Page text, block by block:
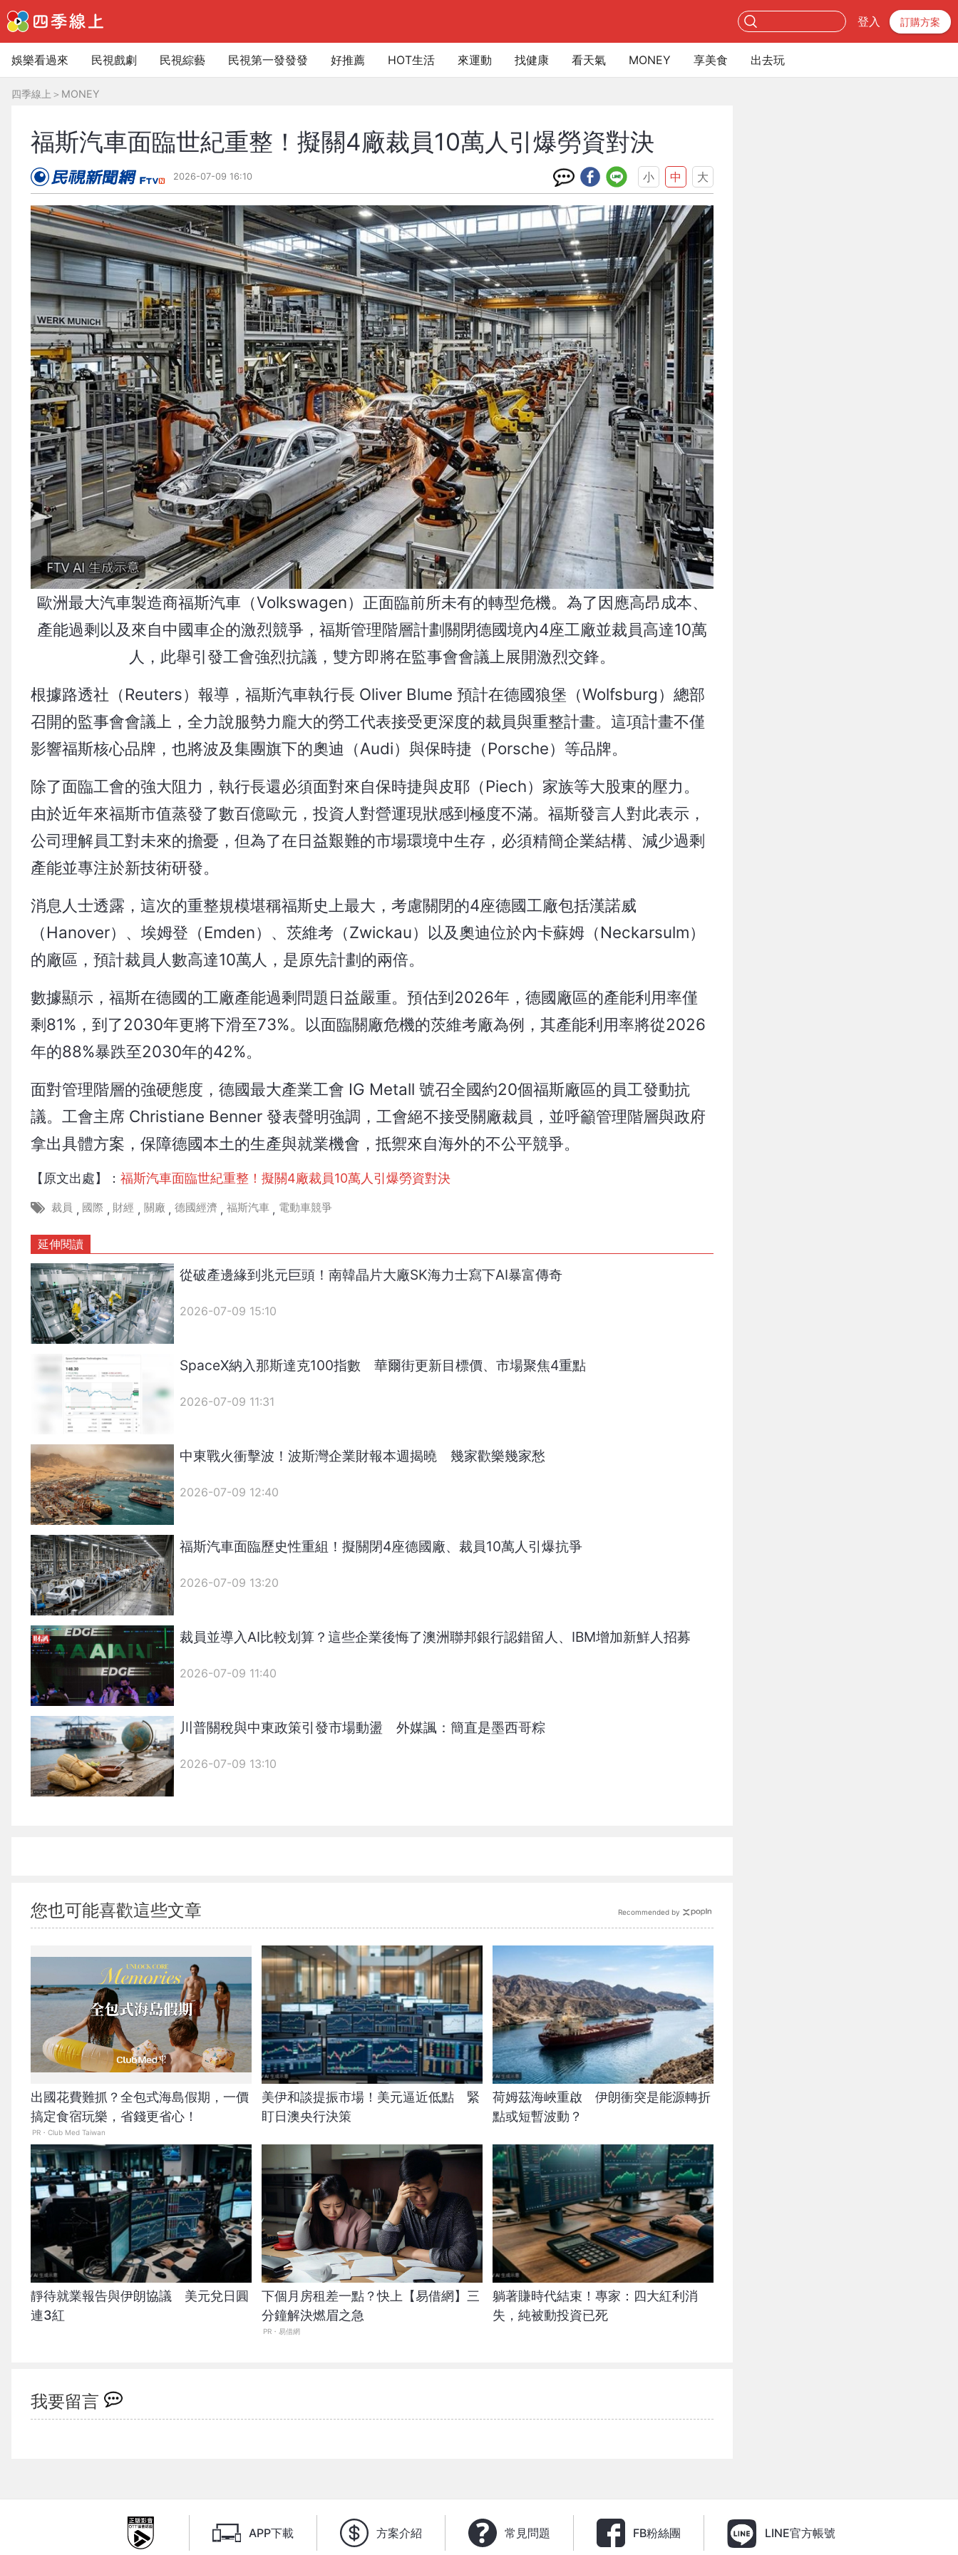
登入 訂購方案
娛樂看過來 民視戲劇 民視綜藝 民視第一發發發 好推薦 HOT生活 來運動 找健康 看天氣 MONEY 享美食 出去玩
四季線上 ＞ MONEY
福斯汽車面臨世紀重整！擬關4廠裁員10萬人引爆勞資對決
2026-07-09 16:10 小 中 大
歐洲最大汽車製造商福斯汽車（Volkswagen）正面臨前所未有的轉型危機。為了因應高昂成本、
產能過剩以及來自中國車企的激烈競爭，福斯管理階層計劃關閉德國境內4座工廠並裁員高達10萬
人，此舉引發工會強烈抗議，雙方即將在監事會會議上展開激烈交鋒。
根據路透社（Reuters）報導，福斯汽車執行長 Oliver Blume 預計在德國狼堡（Wolfsburg）總部
召開的監事會會議上，全力說服勢力龐大的勞工代表接受更深度的裁員與重整計畫。這項計畫不僅
影響福斯核心品牌，也將波及集團旗下的奧迪（Audi）與保時捷（Porsche）等品牌。
除了面臨工會的強大阻力，執行長還必須面對來自保時捷與皮耶（Piech）家族等大股東的壓力。
由於近年來福斯市值蒸發了數百億歐元，投資人對營運現狀感到極度不滿。福斯發言人對此表示，
公司理解員工對未來的擔憂，但為了在日益艱難的市場環境中生存，必須精簡企業結構、減少過剩
產能並專注於新技術研發。
消息人士透露，這次的重整規模堪稱福斯史上最大，考慮關閉的4座德國工廠包括漢諾威
（Hanover）、埃姆登（Emden）、茨維考（Zwickau）以及奧迪位於內卡蘇姆（Neckarsulm）
的廠區，預計裁員人數高達10萬人，是原先計劃的兩倍。
數據顯示，福斯在德國的工廠產能過剩問題日益嚴重。預估到2026年，德國廠區的產能利用率僅
剩81%，到了2030年更將下滑至73%。以面臨關廠危機的茨維考廠為例，其產能利用率將從2026
年的88%暴跌至2030年的42%。
面對管理階層的強硬態度，德國最大產業工會 IG Metall 號召全國約20個福斯廠區的員工發動抗
議。工會主席 Christiane Benner 發表聲明強調，工會絕不接受關廠裁員，並呼籲管理階層與政府
拿出具體方案，保障德國本土的生產與就業機會，抵禦來自海外的不公平競爭。
【原文出處】：福斯汽車面臨世紀重整！擬關4廠裁員10萬人引爆勞資對決
裁員 , 國際 , 財經 , 關廠 , 德國經濟 , 福斯汽車 , 電動車競爭
延伸閱讀
從破產邊緣到兆元巨頭！南韓晶片大廠SK海力士寫下AI暴富傳奇
2026-07-09 15:10
SpaceX納入那斯達克100指數 華爾街更新目標價、市場聚焦4重點
2026-07-09 11:31
中東戰火衝擊波！波斯灣企業財報本週揭曉 幾家歡樂幾家愁
2026-07-09 12:40
福斯汽車面臨歷史性重組！擬關閉4座德國廠、裁員10萬人引爆抗爭
2026-07-09 13:20
裁員並導入AI比較划算？這些企業後悔了澳洲聯邦銀行認錯留人、IBM增加新鮮人招募
2026-07-09 11:40
川普關稅與中東政策引發市場動盪 外媒諷：簡直是墨西哥粽
2026-07-09 13:10
您也可能喜歡這些文章
出國花費難抓？全包式海島假期，一價
搞定食宿玩樂，省錢更省心！
PR・Club Med Taiwan
美伊和談提振市場！美元逼近低點 緊
盯日澳央行決策
荷姆茲海峽重啟 伊朗衝突是能源轉折
點或短暫波動？
靜待就業報告與伊朗協議 美元兌日圓
連3紅
下個月房租差一點？快上【易借網】三
分鐘解決燃眉之急
PR・易借網
躺著賺時代結束！專家：四大紅利消
失，純被動投資已死
Recommended by
我要留言
APP下載 方案介紹 常見問題 FB粉絲團 LINE官方帳號